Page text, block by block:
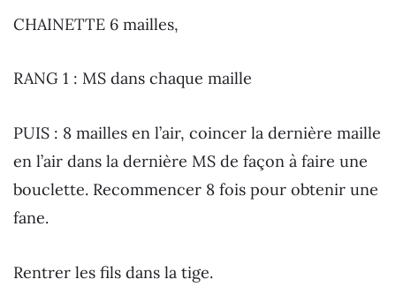
CHAINETTE 6 mailles,
RANG 1 : MS dans chaque maille
PUIS : 8 mailles en l’air, coincer la dernière maille
en l’air dans la dernière MS de façon à faire une
bouclette. Recommencer 8 fois pour obtenir une
fane.
Rentrer les fils dans la tige.